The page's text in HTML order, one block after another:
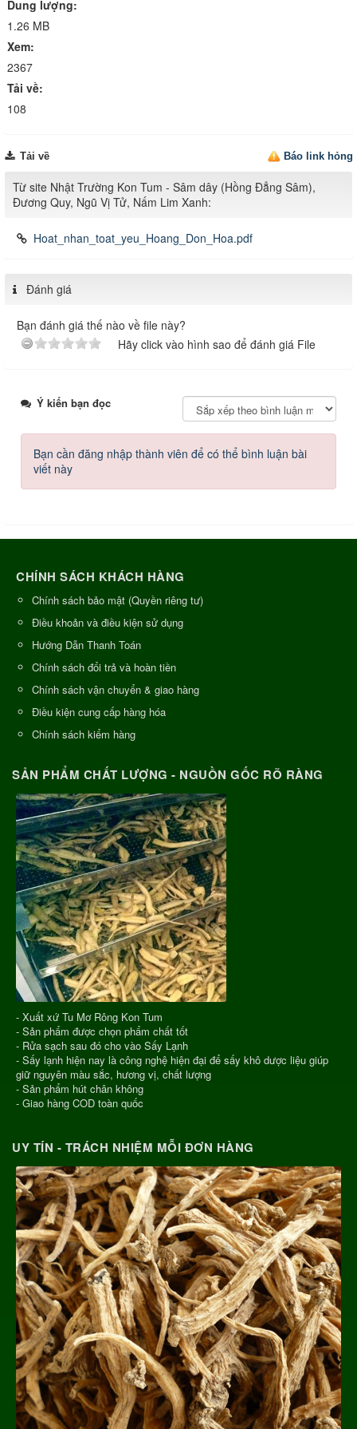
Dung lượng:
1.26 MB
Xem:
2367
Tải về:
108
Báo link hỏng
Tải về
Từ site Nhật Trường Kon Tum - Sâm dây (Hồng Đẳng Sâm),
Đương Quy, Ngũ Vị Tử, Nấm Lim Xanh:
Hoat_nhan_toat_yeu_Hoang_Don_Hoa.pdf
Đánh giá
Bạn đánh giá thế nào về file này?
Hãy click vào hình sao để đánh giá File
Ý kiến bạn đọc
Bạn cần đăng nhập thành viên để có thể bình luận bài
viết này
CHÍNH SÁCH KHÁCH HÀNG
Chính sách bảo mật (Quyền riêng tư)
Điều khoản và điều kiện sử dụng
Hướng Dẫn Thanh Toán
Chính sách đổi trả và hoàn tiền
Chính sách vận chuyển & giao hàng
Điều kiện cung cấp hàng hóa
Chính sách kiểm hàng
SẢN PHẨM CHẤT LƯỢNG - NGUỒN GỐC RÕ RÀNG
- Xuất xứ Tu Mơ Rông Kon Tum
- Sản phẩm được chọn phẩm chất tốt
- Rửa sạch sau đó cho vào Sấy Lạnh
- Sấy lạnh hiện nay là công nghệ hiện đại để sấy khô dược liệu giúp
giữ nguyên màu sắc, hương vị, chất lượng
- Sản phẩm hút chân không
- Giao hàng COD toàn quốc
UY TÍN - TRÁCH NHIỆM MỖI ĐƠN HÀNG